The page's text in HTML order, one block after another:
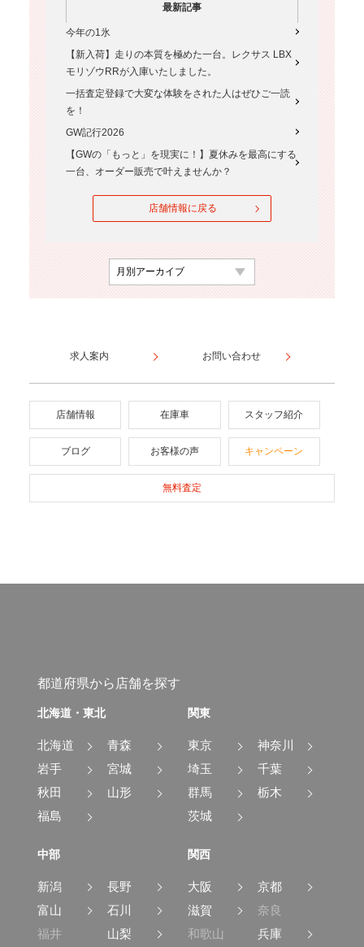
最新記事
今年の1氷
【新入荷】走りの本質を極めた一台。レクサス LBX
モリゾウRRが入庫いたしました。
一括査定登録で大変な体験をされた人はぜひご一読
を！
GW記行2026
【GWの「もっと」を現実に！】夏休みを最高にする
一台、オーダー販売で叶えませんか？
店舗情報に戻る
求人案内 お問い合わせ
店舗情報 在庫車 スタッフ紹介
ブログ お客様の声 キャンペーン
無料査定
都道府県から店舗を探す
北海道・東北
北海道
青森
岩手
宮城
秋田
山形
福島
関東
東京
神奈川
埼玉
千葉
群馬
栃木
茨城
中部
新潟
長野
富山
石川
福井
山梨
関西
大阪
京都
滋賀
奈良
和歌山
兵庫